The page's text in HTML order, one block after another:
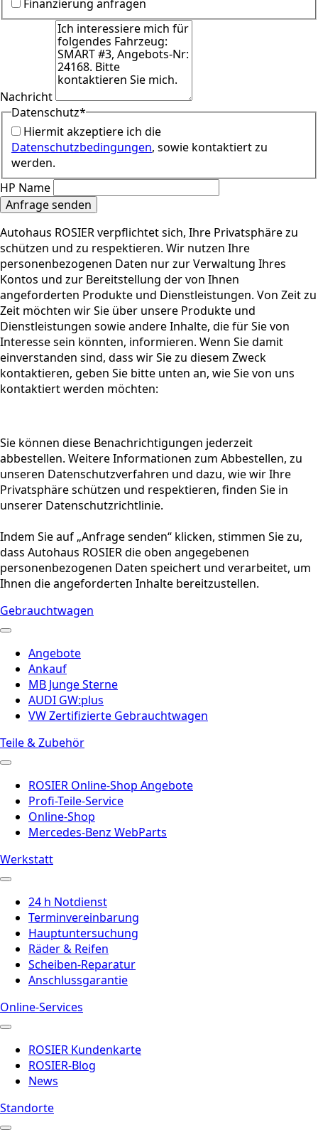
Finanzierung anfragen
Nachricht
Datenschutz*
Hiermit akzeptiere ich die
Datenschutzbedingungen, sowie kontaktiert zu
werden.
HP Name
Anfrage senden
Autohaus ROSIER verpflichtet sich, Ihre Privatsphäre zu
schützen und zu respektieren. Wir nutzen Ihre
personenbezogenen Daten nur zur Verwaltung Ihres
Kontos und zur Bereitstellung der von Ihnen
angeforderten Produkte und Dienstleistungen. Von Zeit zu
Zeit möchten wir Sie über unsere Produkte und
Dienstleistungen sowie andere Inhalte, die für Sie von
Interesse sein könnten, informieren. Wenn Sie damit
einverstanden sind, dass wir Sie zu diesem Zweck
kontaktieren, geben Sie bitte unten an, wie Sie von uns
kontaktiert werden möchten:
Sie können diese Benachrichtigungen jederzeit
abbestellen. Weitere Informationen zum Abbestellen, zu
unseren Datenschutzverfahren und dazu, wie wir Ihre
Privatsphäre schützen und respektieren, finden Sie in
unserer Datenschutzrichtlinie.
Indem Sie auf „Anfrage senden“ klicken, stimmen Sie zu,
dass Autohaus ROSIER die oben angegebenen
personenbezogenen Daten speichert und verarbeitet, um
Ihnen die angeforderten Inhalte bereitzustellen.
Gebrauchtwagen
Angebote
Ankauf
MB Junge Sterne
AUDI GW:plus
VW Zertifizierte Gebrauchtwagen
Teile & Zubehör
ROSIER Online-Shop Angebote
Profi-Teile-Service
Online-Shop
Mercedes-Benz WebParts
Werkstatt
24 h Notdienst
Terminvereinbarung
Hauptuntersuchung
Räder & Reifen
Scheiben-Reparatur
Anschlussgarantie
Online-Services
ROSIER Kundenkarte
ROSIER-Blog
News
Standorte